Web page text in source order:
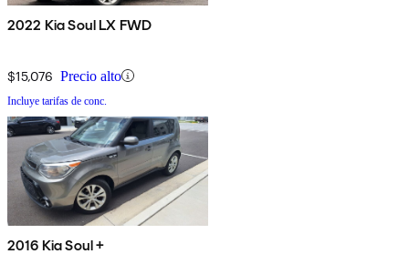
2022 Kia Soul LX FWD
$15,076 Precio alto
Incluye tarifas de conc.
2016 Kia Soul +